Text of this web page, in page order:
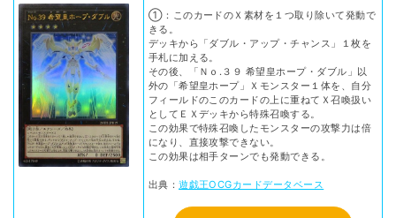
①：このカードのＸ素材を１つ取り除いて発動で
きる。
デッキから「ダブル・アップ・チャンス」１枚を
手札に加える。
その後、「Ｎｏ.３９ 希望皇ホープ・ダブル」以
外の「希望皇ホープ」Ｘモンスター１体を、自分
フィールドのこのカードの上に重ねてＸ召喚扱い
としてＥＸデッキから特殊召喚する。
この効果で特殊召喚したモンスターの攻撃力は倍
になり、直接攻撃できない。
この効果は相手ターンでも発動できる。
出典：遊戯王OCGカードデータベース